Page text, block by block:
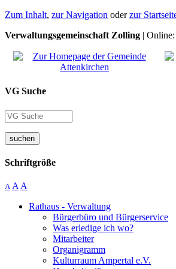
Zum Inhalt, zur Navigation oderzur
Verwaltungsgemeinschaft Zolling |
VG Suche
suchen
Schriftgröße
A A A
Rathaus - Verwaltung
Bürgerbüro und Bürgerservice
Was erledige ich wo?
Mitarbeiter
Organigramm
Kulturraum Ampertal e.V.